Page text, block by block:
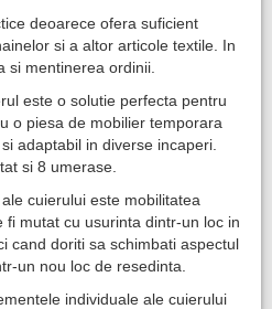
deoarece ofera suficient
si a altor articole textile. In
si mentinerea ordinii.
este o solutie perfecta pentru
o piesa de mobilier temporara
adaptabil in diverse incaperi.
si 8 umerase.
cuierului este mobilitatea
fi mutat cu usurinta dintr-un loc in
cand doriti sa schimbati aspectul
un nou loc de resedinta.
individuale ale cuierului